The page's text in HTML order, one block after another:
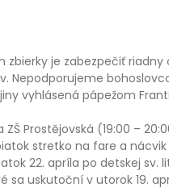
zbierky je zabezpečiť
vyhlásená pápežom
Prostějovská (19:00 –
stretko na fare a nácvik
22. apríla po detskej sv.
uskutoční v utorok 19.